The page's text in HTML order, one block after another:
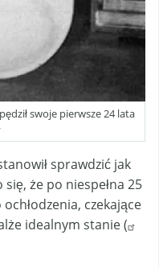
swoje pierwsze 24 lata
sprawdzić jak
się, że po niespełna 25
czekające
idealnym stanie (